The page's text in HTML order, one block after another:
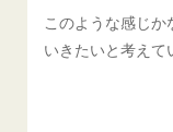
このような感じ
いきたいと考えて